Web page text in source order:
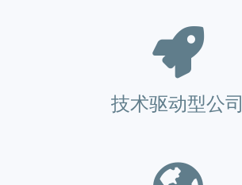
技术驱动型公司